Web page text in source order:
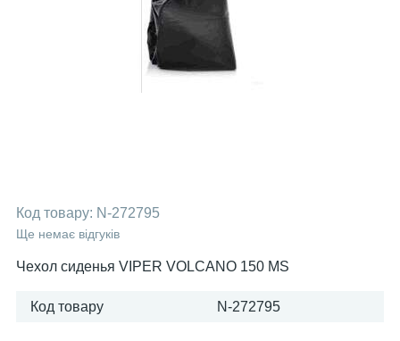
Код товару: N-272795
Ще немає відгуків
Чехол сиденья VIPER VOLCANO 150 MS
Код товару N-272795